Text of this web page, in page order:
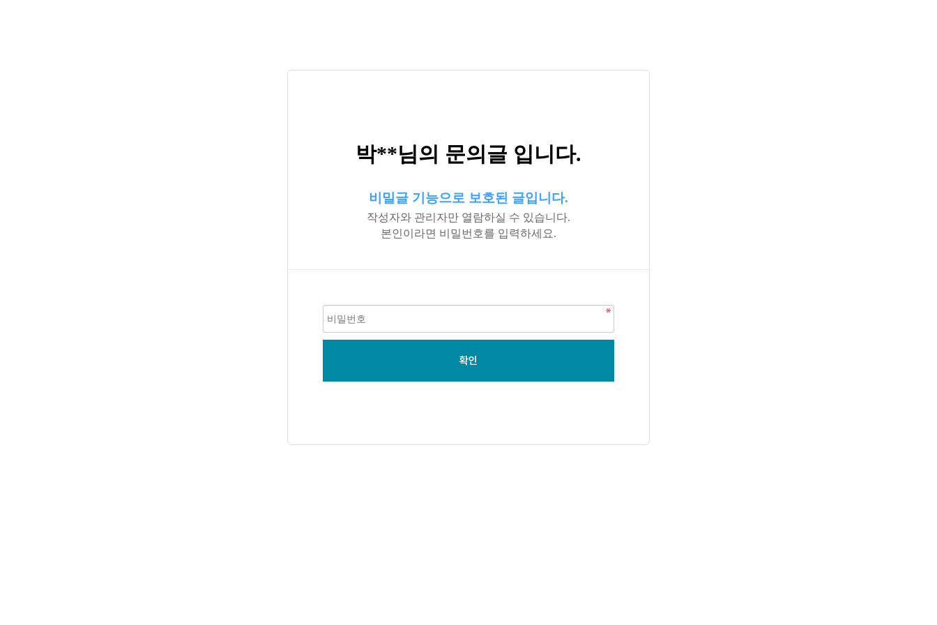
박**님의 문의글 입니다.
비밀글 기능으로 보호된 글입니다.
작성자와 관리자만 열람하실 수 있습니다.
본인이라면 비밀번호를 입력하세요.